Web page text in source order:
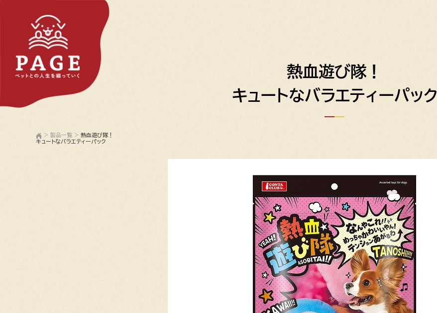
熱血遊び隊！
キュートなバラエティーパック
> 製品一覧 > 熱血遊び隊！
キュートなバラエティーパック